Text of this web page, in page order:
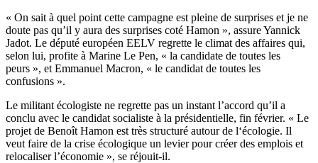
« On sait à quel point cette campagne est pleine de surprises et je ne
doute pas qu’il y aura des surprises coté Hamon », assure Yannick
Jadot. Le député européen EELV regrette le climat des affaires qui,
selon lui, profite à Marine Le Pen, « la candidate de toutes les
peurs », et Emmanuel Macron, « le candidat de toutes les
confusions ».
Le militant écologiste ne regrette pas un instant l’accord qu’il a
conclu avec le candidat socialiste à la présidentielle, fin février. « Le
projet de Benoît Hamon est très structuré autour de l‘écologie. Il
veut faire de la crise écologique un levier pour créer des emplois et
relocaliser l’économie », se réjouit-il.